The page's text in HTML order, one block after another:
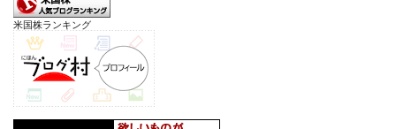
米国株ランキング